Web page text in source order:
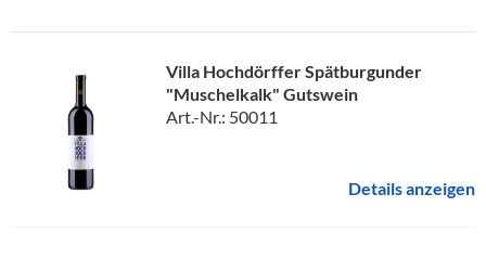
Villa Hochdörffer Spätburgunder
"Muschelkalk" Gutswein
Art.-Nr.: 50011
Details anzeigen